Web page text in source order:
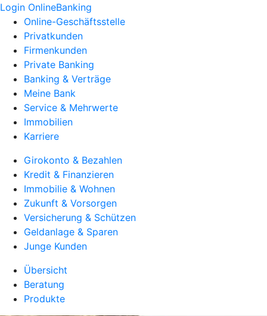
Login OnlineBanking
Online-Geschäftsstelle
Privatkunden
Firmenkunden
Private Banking
Banking & Verträge
Meine Bank
Service & Mehrwerte
Immobilien
Karriere
Girokonto & Bezahlen
Kredit & Finanzieren
Immobilie & Wohnen
Zukunft & Vorsorgen
Versicherung & Schützen
Geldanlage & Sparen
Junge Kunden
Übersicht
Beratung
Produkte